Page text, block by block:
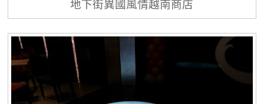
地下街異國風情越南商店